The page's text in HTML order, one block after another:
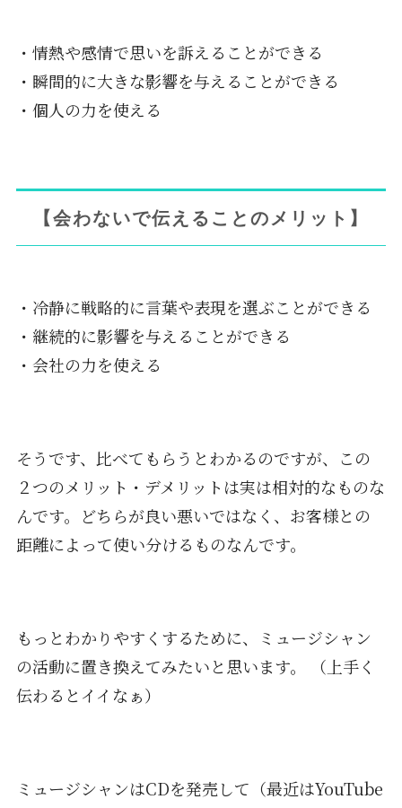
・情熱や感情で思いを訴えることができる
・瞬間的に大きな影響を与えることができる
・個人の力を使える
【会わないで伝えることのメリット】
・冷静に戦略的に言葉や表現を選ぶことができる
・継続的に影響を与えることができる
・会社の力を使える
そうです、比べてもらうとわかるのですが、この
２つのメリット・デメリットは実は相対的なものな
んです。どちらが良い悪いではなく、お客様との
距離によって使い分けるものなんです。
もっとわかりやすくするために、ミュージシャン
の活動に置き換えてみたいと思います。 （上手く
伝わるとイイなぁ）
ミュージシャンはCDを発売して（最近はYouTube